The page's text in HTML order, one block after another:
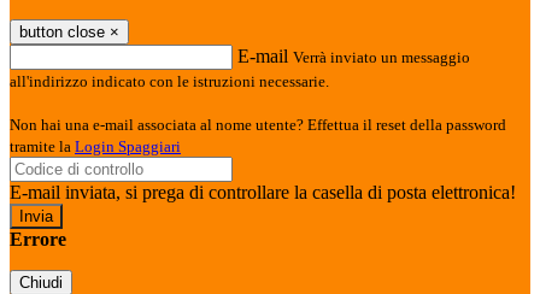
button close ×
E-mail Verrà inviato un messaggio
all'indirizzo indicato con le istruzioni necessarie.
Non hai una e-mail associata al nome utente? Effettua il reset della password
tramite la Login Spaggiari
E-mail inviata, si prega di controllare la casella di posta elettronica!
Errore
Chiudi